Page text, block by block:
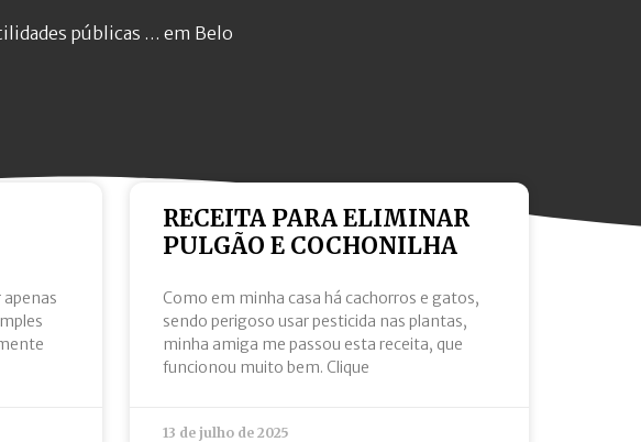
públicas … em Belo
apenas
RECEITA PARA ELIMINAR
PULGÃO E COCHONILHA
Como em minha casa há cachorros e gatos,
sendo perigoso usar pesticida nas plantas,
minha amiga me passou esta receita, que
funcionou muito bem. Clique
13 de julho de 2025